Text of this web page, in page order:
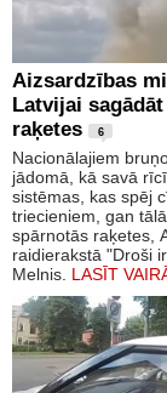
Aizsardzības
Latvijai
raķetes
6
Nacionālajiem
jādomā, kā savā
sistēmas, kas spēj
triecieniem, gan
spārnotās raķetes,
raidierakstā "Droši
Melnis. LASĪT